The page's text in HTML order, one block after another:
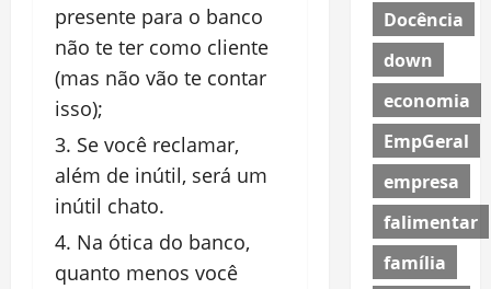
presente para o banco
não te ter como cliente
(mas não vão te contar
isso);
Se você reclamar,
além de inútil, será um
inútil chato.
Na ótica do banco,
quanto menos você
Docência
down
economia
EmpGeral
empresa
falimentar
família